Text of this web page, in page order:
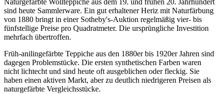
Naturgefärbte Wollteppiche aus dem 19. und frühen 20. Jahrhundert
sind heute Sammlerware. Ein gut erhaltener Heriz mit Naturfärbung
von 1880 bringt in einer Sotheby's-Auktion regelmäßig vier- bis
fünfstellige Preise pro Quadratmeter. Die ursprüngliche Investition
mehrfach übertroffen.
Früh-anilingefärbte Teppiche aus den 1880er bis 1920er Jahren sind
dagegen Problemstücke. Die ersten synthetischen Farben waren
nicht lichtecht und sind heute oft ausgeblichen oder fleckig. Sie
haben einen aktiven Markt, aber zu deutlich niedrigeren Preisen als
naturgefärbte Vergleichsstücke.